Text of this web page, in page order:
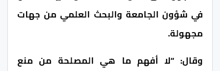
في شؤون الجامعة والبحث العلمي من جهات
مجهولة.
وقال: “لا أفهم ما هي المصلحة من منع